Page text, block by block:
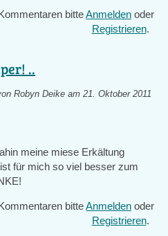
bitteAnmelden oder
Registrieren.
..
Robyn Deike am 21. Oktober 2011
meine miese Erkältung
für mich so viel besser zum
bitteAnmelden oder
Registrieren.